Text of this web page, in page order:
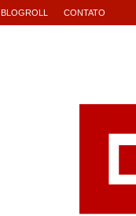
BLOGROLL CONTATO